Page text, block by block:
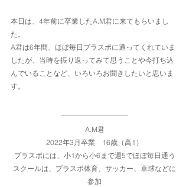
本日は、4年前に卒業したA.M君に来てもらいまし
た。
A君は6年間、ほぼ毎日プラスポに通ってくれていま
したが、当時を振り返ってみて思うことや今打ち込
んでいることなど、いろいろお聞きしたいと思いま
す。
A.M君
2022年3月卒業　16歳（高1）
プラスポには、小1から小6まで週5でほぼ毎日通う
スクールは、プラスポ体育、サッカー、卓球などに
参加